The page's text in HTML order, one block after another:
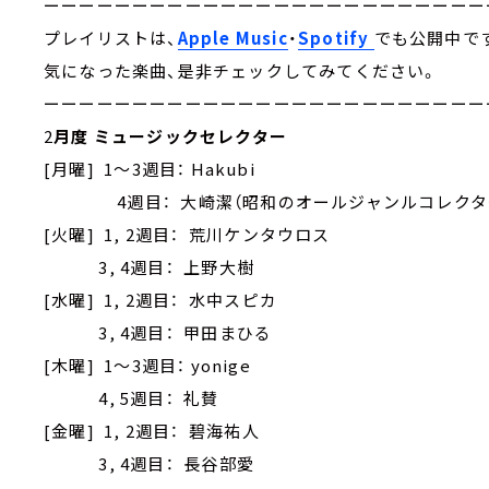
プレイリストは、 Apple Music・Spotify でも公開中で
気になった楽曲、是非チェックしてみてください。
ーーーーーーーーーーーーーーーーーーーーーーーーー
2月度 ミュージックセレクター
[月曜] 1～3週目： Hakubi
4週目： 大崎潔（昭和のオールジャンルコレクタ
[火曜] 1, 2週目： 荒川ケンタウロス
3, 4週目： 上野大樹
[水曜] 1, 2週目： 水中スピカ
3, 4週目： 甲田まひる
[木曜] 1～3週目： yonige
4, 5週目： 礼賛
[金曜] 1, 2週目： 碧海祐人
3, 4週目： 長谷部愛